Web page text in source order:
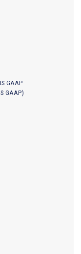
GAAP
GAAP)